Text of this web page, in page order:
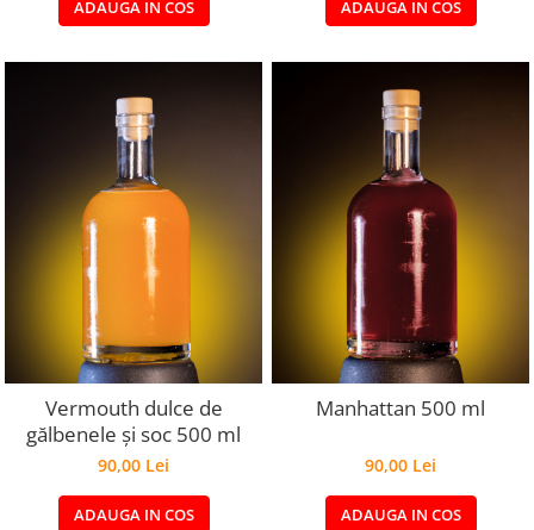
ADAUGA IN COS ADAUGA IN COS
Vermouth dulce de
gălbenele și soc 500 ml
90,00 Lei
ADAUGA IN COS
Manhattan 500 ml
90,00 Lei
ADAUGA IN COS